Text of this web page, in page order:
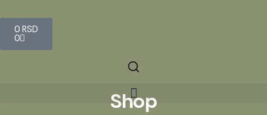
0 RSD
0
Shop